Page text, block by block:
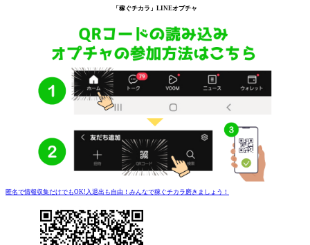
「稼ぐチカラ」 LINEオプチャ
匿名で情報収集だけでもOK!入退出も自由！みんなで稼ぐチカラ磨きましょう！